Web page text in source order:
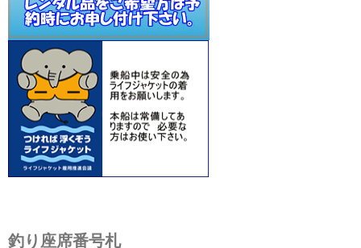
釣り座席番号札